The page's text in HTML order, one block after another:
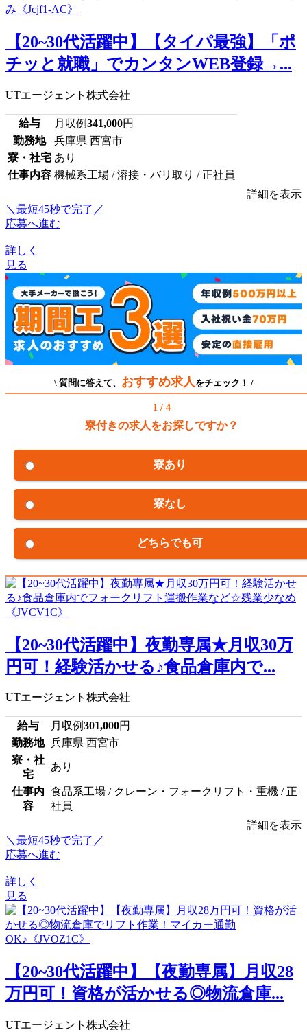
【20~30代活躍中】【タイパ最強】「ポ
チッと就職」でカンタンWEB登録→...
UTエージェント株式会社
給与 月収例341,000円
勤務地
兵庫県 西宮市
寮・社宅 あり
仕事内容 機械系工場 / 溶接・バリ取り / 正社員
詳細を表示
＼最短45秒で完了／
応募へ進む
詳しく
見る
\ 質問に答えて、 おすすめ求人 をチェック！ /
1 / 4
寮付きの求人をお探しですか？
寮あり
寮なし
どちらでも可
【20~30代活躍中】夜勤専属★月収30万
円可！経験活かせる♪食品倉庫内で...
UTエージェント株式会社
給与 月収例301,000円
勤務地 兵庫県 西宮市
寮・社
宅
あり
仕事内
容
食品系工場 / クレーン・フォークリフト・重機 / 正
社員
詳細を表示
＼最短45秒で完了／
応募へ進む
詳しく
見る
【20~30代活躍中】【夜勤専属】月収28
万円可！資格が活かせる◎物流倉庫...
UTエージェント株式会社